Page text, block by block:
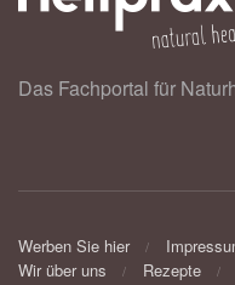
Das Fachportal für
Werben Sie hier
Wir über uns
Rezepte